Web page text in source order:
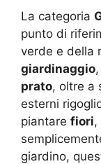
La categoria
punto di
verde e della
giardinaggio,
prato, oltre a
esterni
piantare fiori,
giardino,